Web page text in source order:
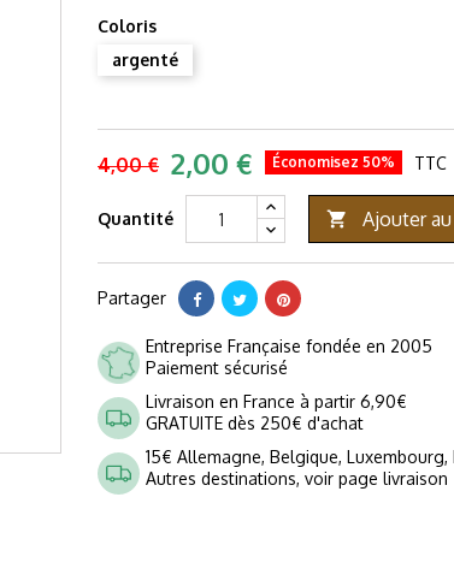
Coloris
argenté
4,00 € 2,00 € Économisez 50% TTC
Quantité  Ajouter
Partager
Entreprise Française fondée en 2005
Paiement sécurisé
Livraison en France à partir 6,90€
GRATUITE dès 250€ d'achat
15€ Allemagne, Belgique, Luxembourg,
Autres destinations, voir page livraison